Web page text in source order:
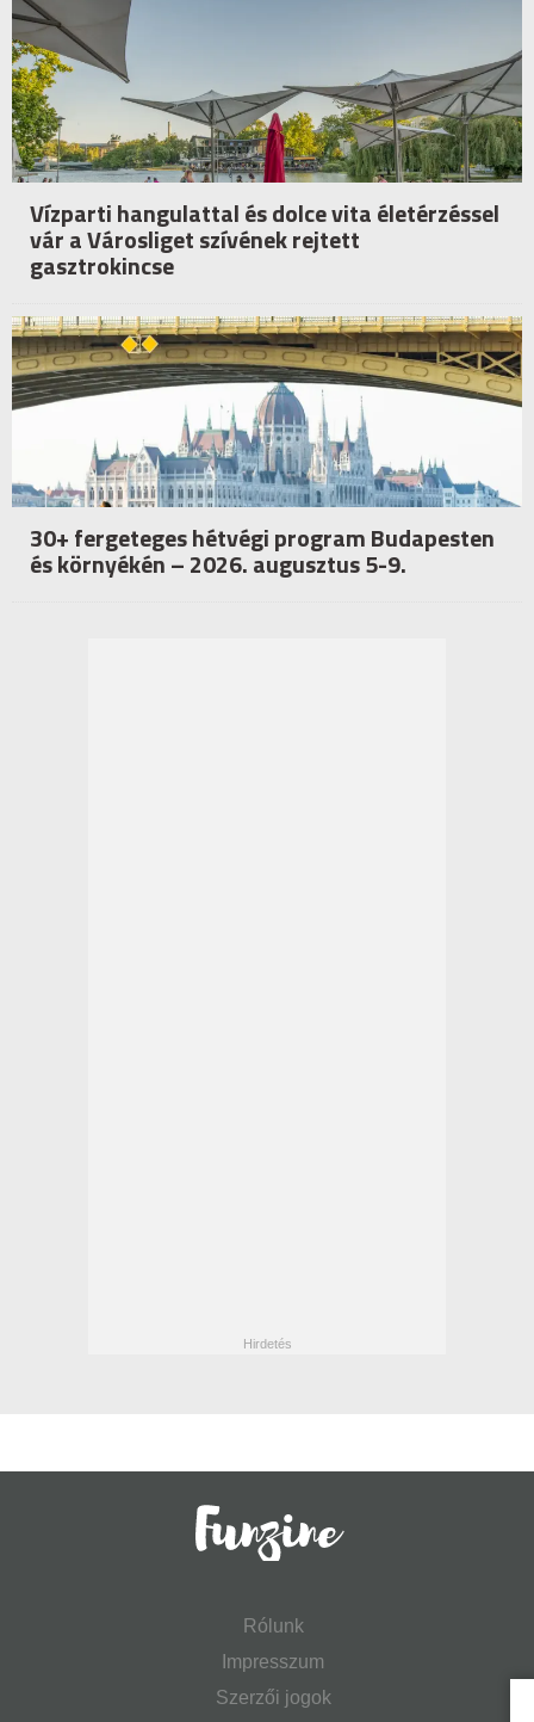
Vízparti hangulattal és dolce vita életérzéssel
vár a Városliget szívének rejtett
gasztrokincse
30+ fergeteges hétvégi program Budapesten
és környékén – 2026. augusztus 5-9.
Rólunk
Impresszum
Szerzői jogok